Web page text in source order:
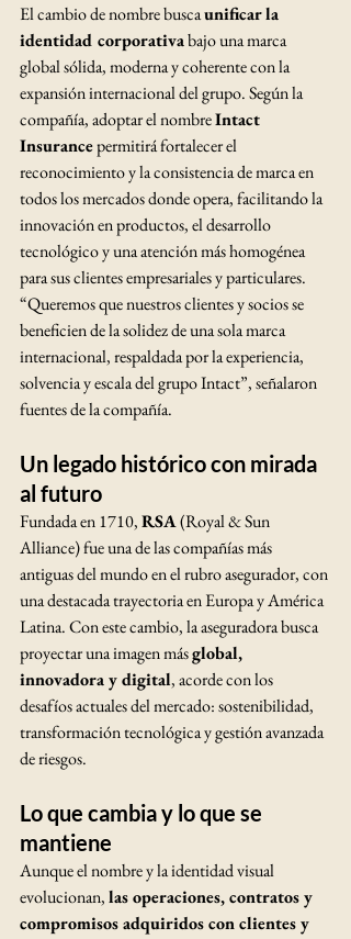
El cambio de nombre busca unificar la
identidad corporativa bajo una marca
global sólida, moderna y coherente con la
expansión internacional del grupo. Según la
compañía, adoptar el nombre Intact
Insurance permitirá fortalecer el
reconocimiento y la consistencia de marca en
todos los mercados donde opera, facilitando la
innovación en productos, el desarrollo
tecnológico y una atención más homogénea
para sus clientes empresariales y particulares.
“Queremos que nuestros clientes y socios se
beneficien de la solidez de una sola marca
internacional, respaldada por la experiencia,
solvencia y escala del grupo Intact”, señalaron
fuentes de la compañía.
Un legado histórico con mirada
al futuro
Fundada en 1710, RSA (Royal & Sun
Alliance) fue una de las compañías más
antiguas del mundo en el rubro asegurador, con
una destacada trayectoria en Europa y América
Latina. Con este cambio, la aseguradora busca
proyectar una imagen más global,
innovadora y digital, acorde con los
desafíos actuales del mercado: sostenibilidad,
transformación tecnológica y gestión avanzada
de riesgos.
Lo que cambia y lo que se
mantiene
Aunque el nombre y la identidad visual
evolucionan, las operaciones, contratos y
compromisos adquiridos con clientes y